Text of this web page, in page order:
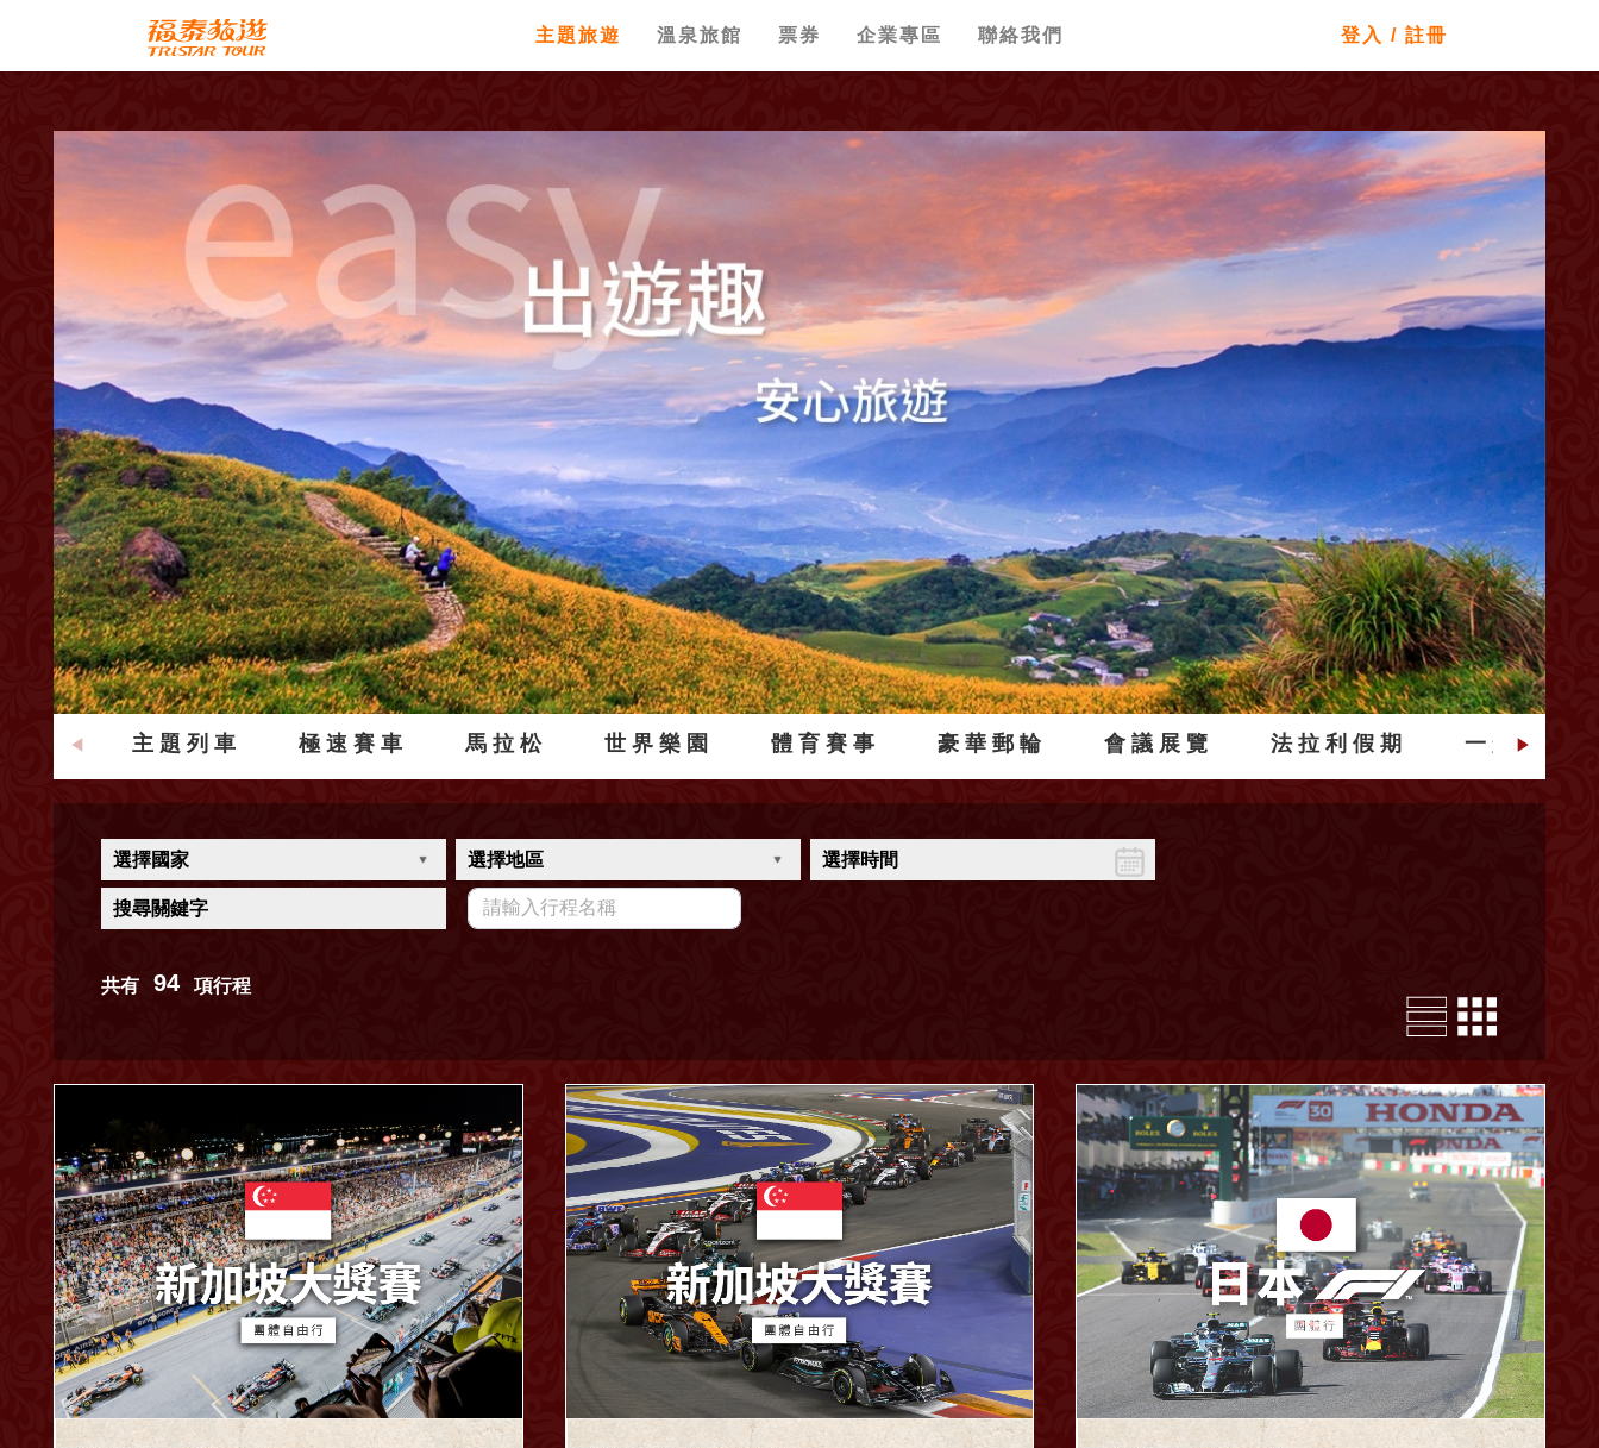
主題旅遊 溫泉旅館 票券 企業專區 聯絡我們 登入 / 註冊
主題列車 極速賽車 馬拉松 世界樂園 體育賽事 豪華郵輪 會議展覽 法拉利假期 一般旅遊
選擇國家 選擇地區 選擇時間
搜尋關鍵字
共有 94 項行程